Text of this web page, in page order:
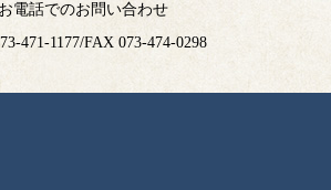
お電話でのお問い合わせ
471-1177/FAX 073-474-0298